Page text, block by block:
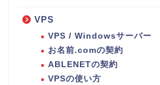
VPS
VPS / Windowsサーバー
お名前.comの契約
ABLENETの契約
VPSの使い方